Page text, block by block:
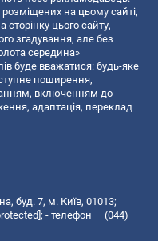
на цьому сайті,
цього сайту,
згадування, але без
середина»
буде вважатися: будь-яке
поширення,
включенням до
адаптація, переклад
буд. 7, м. Київ, 01013;
; - телефон — (044)